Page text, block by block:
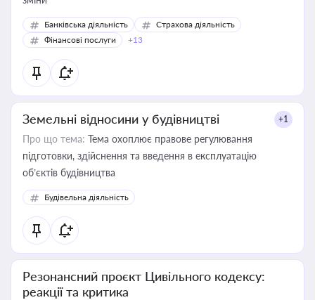
Банківська діяльність
Страхова діяльність
Фінансові послуги
+13
Земельні відносини у будівництві +1
Про що тема: Тема охоплює правове регулювання
підготовки, здійснення та введення в експлуатацію
об’єктів будівництва
Будівельна діяльність
Резонансний проєкт Цивільного кодексу:
реакції та критика